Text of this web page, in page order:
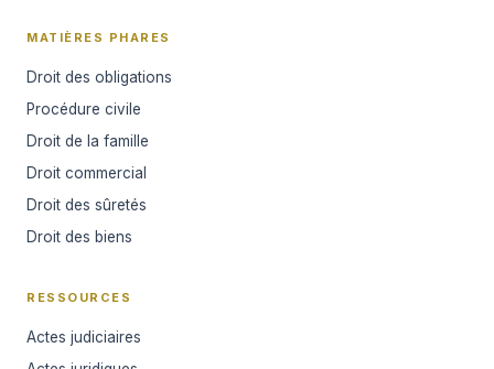
MATIÈRES PHARES
Droit des obligations
Procédure civile
Droit de la famille
Droit commercial
Droit des sûretés
Droit des biens
RESSOURCES
Actes judiciaires